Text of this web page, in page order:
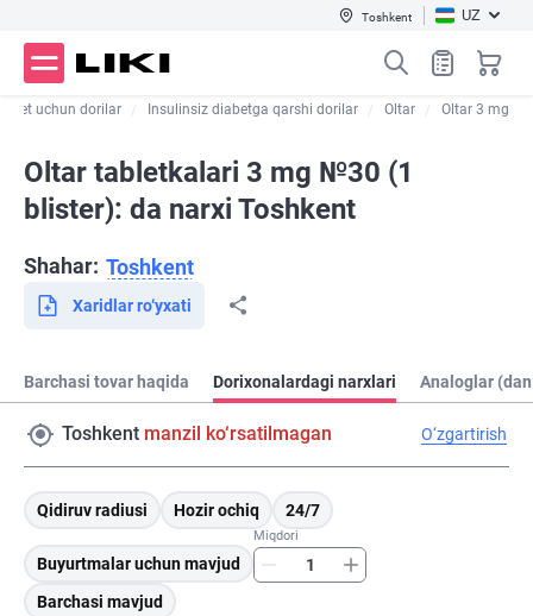
Toshkent UZ
uchun dorilar Insulinsiz diabetga qarshi dorilar Oltar Oltar 3 mg
Oltar tabletkalari 3 mg №30 (1
blister): da narxi Toshkent
Shahar: Toshkent
Xaridlar ro‘yxati
Barchasi tovar haqida Dorixonalardagi narxlari Analoglar
Toshkent manzil ko‘rsatilmagan O‘zgartirish
Qidiruv radiusi Hozir ochiq 24/7
Buyurtmalar uchun mavjud
Miqdori
Barchasi mavjud